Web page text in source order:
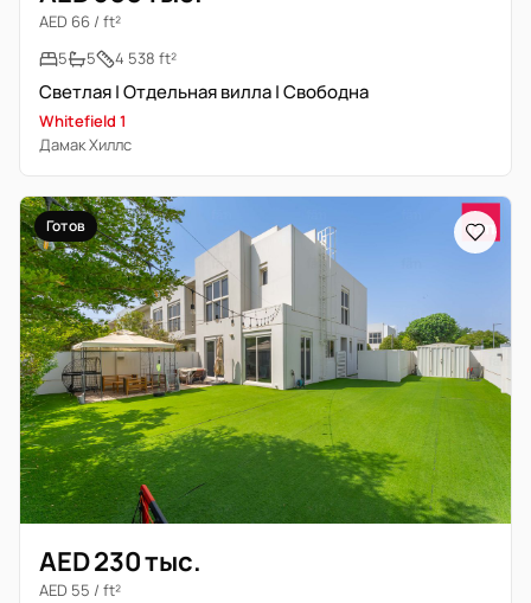
AED 66 / ft²
5
5 4 538 ft²
Светлая | Отдельная вилла | Свободна
Whitefield 1
Дамак Хиллс
Готов
AED 230 тыс.
AED 55 / ft²